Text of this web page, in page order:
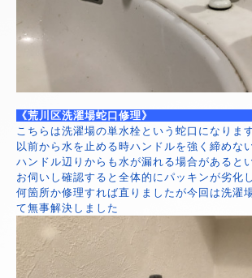
《荒川区洗濯場蛇口修
こちらは洗濯場の単水栓という蛇口になりま
以前から水を止める時ハンドルを強く締めな
ハンドル辺りからも水が漏れる場合があると
お伺いし確認すると全体的にパッキンが劣化
何箇所か修理すれば直りましたが今回は洗濯
て無事解決しました